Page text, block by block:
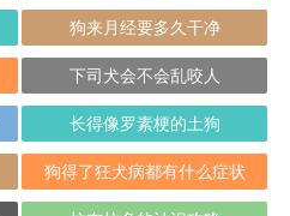
狗来月经要多久干净
下司犬会不会乱咬人
长得像罗素梗的土狗
狗得了狂犬病都有什么症状